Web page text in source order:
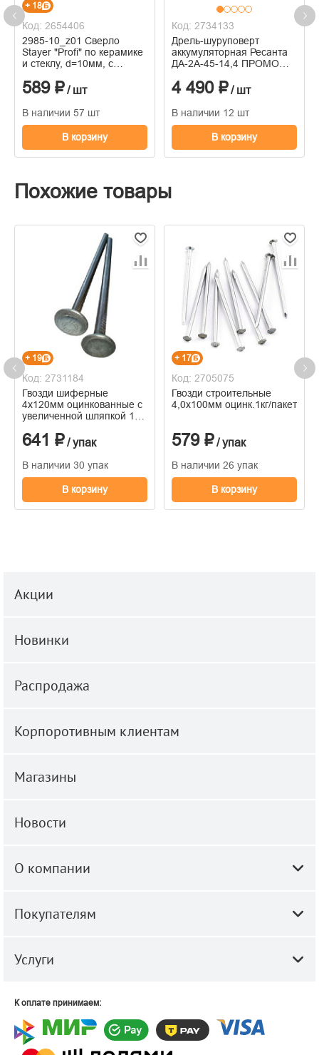
+ 18
Код: 2654406
2985-10_z01 Сверло
Stayer "Profi" по керамике
и стеклу, d=10мм, с
лезвиями
589 ₽/ шт
В наличии 57 шт
В корзину
Код: 2734133
Дрель-шуруповерт
аккумуляторная Ресанта
ДА-2А-45-14,4 ПРОМО
4 490 ₽/ шт
В наличии 12 шт
В корзину
Похожие товары
+ 19
Код: 2731184
Гвозди шиферные
4х120мм оцинкованные с
увеличенной шляпкой 1кг/
641 ₽/ упак
В наличии 30 упак
В корзину
+ 17
Код: 2705075
Гвозди строительные
4,0х100мм оцинк.1кг/пакет
579 ₽/ упак
В наличии 26 упак
В корзину
Акции
Новинки
Распродажа
Корпоротивным клиентам
Магазины
Новости
О компании
Покупателям
Услуги
К оплате принимаем: